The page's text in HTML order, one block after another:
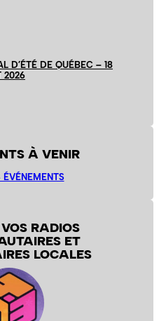
D’ÉTÉ DE QUÉBEC – 18
2026
À VENIR
ÉVÉNEMENTS
RADIOS
ET
LOCALES